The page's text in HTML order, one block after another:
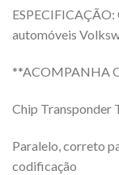
automóveis
**ACOMPANHA
Chip Transponder
Paralelo, correto
codificação